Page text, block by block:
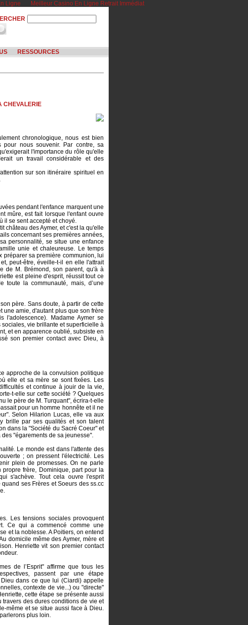
Ligne Meilleur Casino En Ligne Retrait Immédiat
RESSOURCES
CHEVALERIE
chronologique, nous est bien
pour nous souvenir. Par contre, sa
l'importance du rôle qu'elle
un travail considérable et des
sur son itinéraire spirituel en
pendant l'enfance marquent une
mûre, est fait lorsque l'enfant ouvre
il se sent accepté et choyé.
château des Aymer, et c'est la qu'elle
concernant ses premières années,
personnalité, se situe une enfance
unie et chaleureuse. Le temps
préparer sa première communion, lui
peut-être, éveille-t-il en elle l'attrait
de M. Brémond, son parent, qu'à à
est pleine d'esprit, réussit tout ce
toute la communauté, mais, d’une
père. Sans doute, à partir de cette
une amie, d'autant plus que son frère
l'adolescence). Madame Aymer se
vie brillante et superficielle à
et en apparence oublié, subsiste en
son premier contact avec Dieu, à
approche de la convulsion politique
elle et sa mère se sont fixées. Les
et continue à jouir de la vie,
t-elle sur cette société ? Quelques
le père de M. Turquant", écrira-t-elle
pour un homme honnête et il ne
Selon Hilarion Lucas, elle va aux
brille par ses qualités et son talent
dans la "Société du Sacré Coeur" et
"égarements de sa jeunesse".
Le monde est dans l'attente des
; on pressent l'électricité. Les
plein de promesses. On ne parle
frère, Dominique, part pour la
s'achève. Tout cela ouvre l'esprit
ses Frères et Soeurs des ss.cc
Les tensions sociales provoquent
Ce qui a commencé comme une
et la noblesse. A Poitiers, on entend
domicile même des Aymer, mère et
Henriette vit son premier contact
de l’Esprit" affirme que tous les
passent par une étape
dans ce que lui (Ciardi) appelle
contexte de vie...) ou "directe"
cette étape se présente aussi
des dures conditions de vie et
même et se situe aussi face à Dieu.
plus loin.